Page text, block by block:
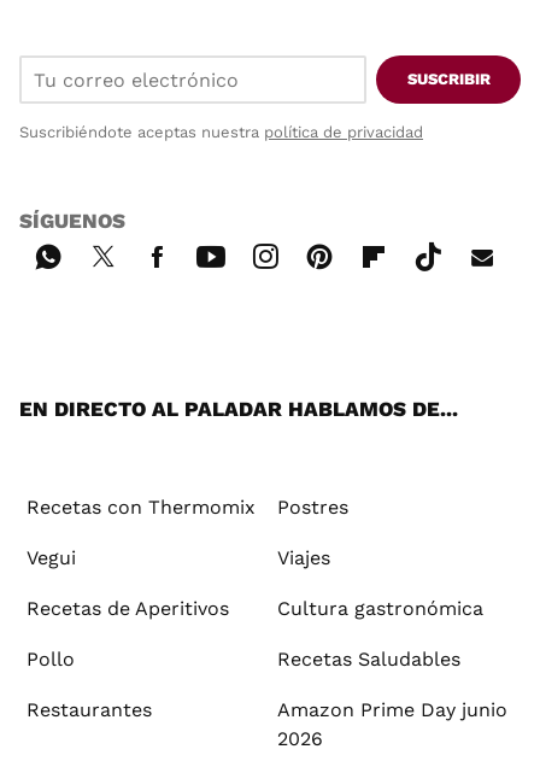
SUSCRIBIR
Suscribiéndote aceptas nuestra política de privacidad
SÍGUENOS
EN DIRECTO AL PALADAR HABLAMOS DE...
Recetas con Thermomix Postres
Vegui Viajes
Recetas de Aperitivos Cultura gastronómica
Pollo Recetas Saludables
Restaurantes
Amazon Prime Day junio
2026